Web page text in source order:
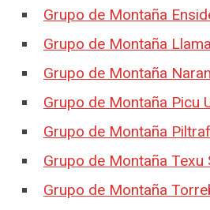
Grupo de Montaña
Grupo de Montaña
Grupo de Montaña
Grupo de Montaña Picu
Grupo de Montaña
Grupo de Montaña Texu
Grupo de Montaña